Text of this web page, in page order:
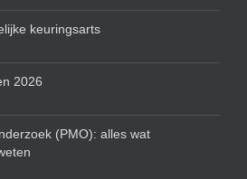
keuringsarts
2026
(PMO): alles wat